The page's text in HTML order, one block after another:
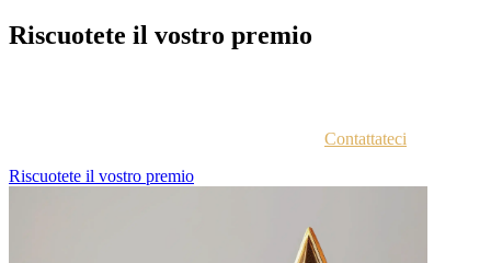
Riscuotete il vostro premio
Contattateci
Riscuotete il vostro premio